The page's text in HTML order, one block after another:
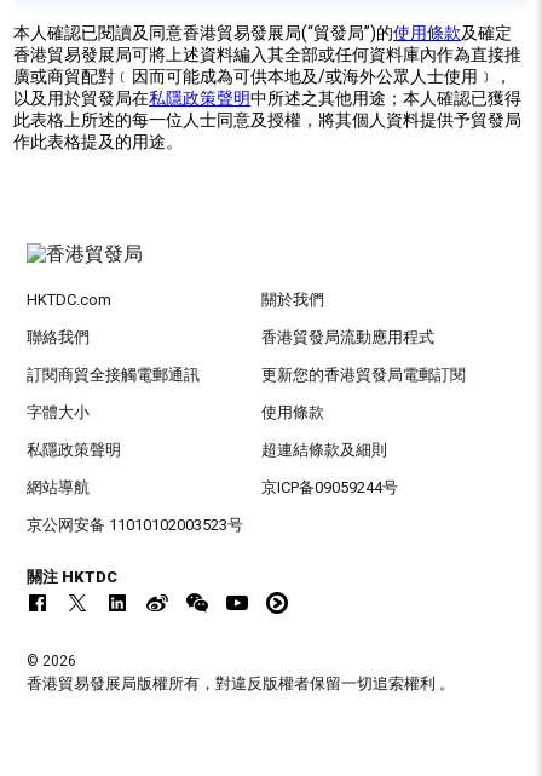
本人確認已閱讀及同意香港貿易發展局(“貿發局”)的使用條款及確定
香港貿易發展局可將上述資料編入其全部或任何資料庫內作為直接推
廣或商貿配對﹝因而可能成為可供本地及/或海外公眾人士使用﹞，
以及用於貿發局在私隱政策聲明中所述之其他用途；本人確認已獲得
此表格上所述的每一位人士同意及授權，將其個人資料提供予貿發局
作此表格提及的用途。
HKTDC.com 關於我們
聯絡我們 香港貿發局流動應用程式
訂閱商貿全接觸電郵通訊 更新您的香港貿發局電郵訂閱
字體大小 使用條款
私隱政策聲明 超連結條款及細則
網站導航 京ICP备09059244号
京公网安备 11010102003523号
關注 HKTDC
© 2026
香港貿易發展局版權所有，對違反版權者保留一切追索權利 。